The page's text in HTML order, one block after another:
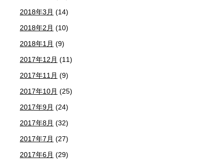
2018年3月 (14)
2018年2月 (10)
2018年1月 (9)
2017年12月 (11)
2017年11月 (9)
2017年10月 (25)
2017年9月 (24)
2017年8月 (32)
2017年7月 (27)
2017年6月 (29)